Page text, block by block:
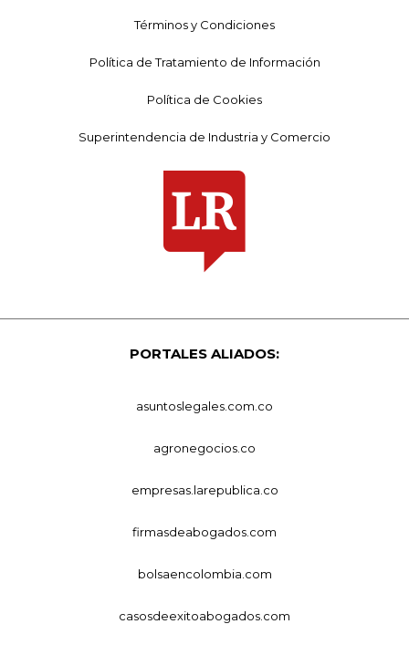
Términos y Condiciones
Política de Tratamiento de Información
Política de Cookies
Superintendencia de Industria y Comercio
PORTALES ALIADOS:
asuntoslegales.com.co
agronegocios.co
empresas.larepublica.co
firmasdeabogados.com
bolsaencolombia.com
casosdeexitoabogados.com